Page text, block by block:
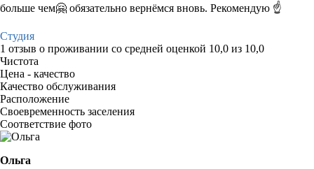
больше чем🤗 обязательно вернёмся вновь. Рекомендую ☝️
Студия
1 отзыв о проживании со средней оценкой 10,0 из 10,0
Чистота
Цена - качество
Качество обслуживания
Расположение
Своевременность заселения
Соответствие фото
Ольга